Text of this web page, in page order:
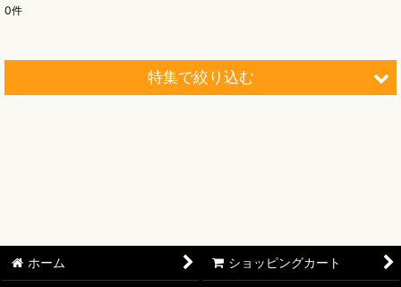
0件
特集で絞り込む
【ワンピースカード】ブースターパック 決戦の刻【OP-16】
ホーム ショッピングカート